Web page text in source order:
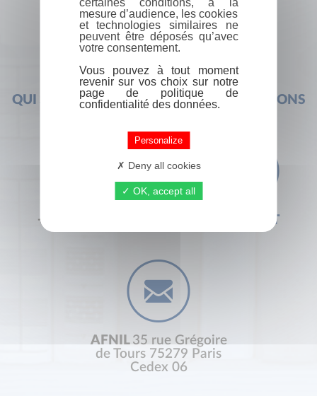
QUI SOMMES-NOUS ? FOIRE AUX QUESTIONS
+33 (0) 1 44 41 29 19 CONTACT
AFNIL 35 rue Grégoire
de Tours 75279 Paris
Cedex 06
mesure d’audience, les cookies
et technologies similaires ne
peuvent être déposés qu’avec
votre consentement.
Vous pouvez à tout moment
revenir sur vos choix sur notre
page de politique de
confidentialité des données.
Personalize
Deny all cookies
OK, accept all